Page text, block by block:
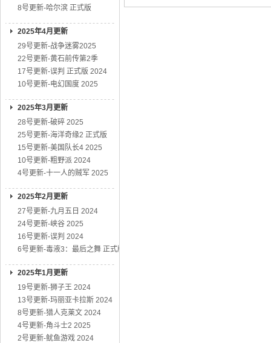
8号更新-哈尔滨 正式版
2025年4月更新
29号更新-战争迷雾2025
22号更新-黄石前传第2季
17号更新-误判 正式版 2024
10号更新-电幻国度 2025
2025年3月更新
28号更新-破碎 2025
25号更新-海洋奇缘2 正式版
15号更新-美国队长4 2025
10号更新-粗野派 2024
4号更新-十一人的贼军 2025
2025年2月更新
27号更新-九月五日 2024
24号更新-峡谷 2025
16号更新-误判 2024
6号更新-毒液3：最后之舞 正式版
2025年1月更新
19号更新-狮子王 2024
13号更新-玛丽亚卡拉斯 2024
8号更新-猎人克莱文 2024
4号更新-角斗士2 2025
2号更新-鱿鱼游戏 2024